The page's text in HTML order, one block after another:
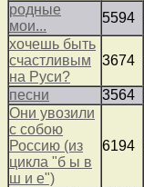
родные
мои...
5594
хочешь быть
счастливым
на Руси?
3674
песни 3564
Они увозили
с собою
Россию (из
цикла "б ы в
ш и е")
6194